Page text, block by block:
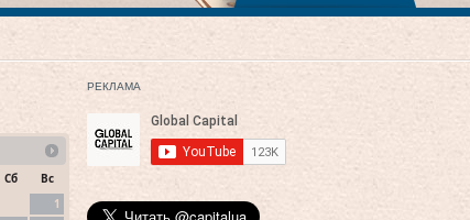
Сб
Вс
1
РЕКЛАМА